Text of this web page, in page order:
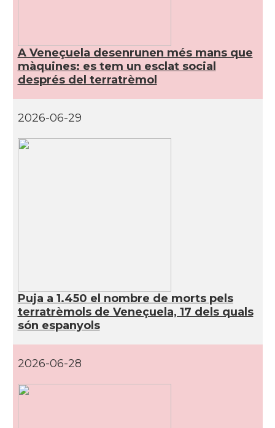
A Veneçuela desenrunen més mans que
màquines: es tem un esclat social
després del terratrèmol
2026-06-29
Puja a 1.450 el nombre de morts pels
terratrèmols de Veneçuela, 17 dels quals
són espanyols
2026-06-28